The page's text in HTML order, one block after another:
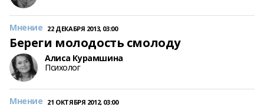
Береги молодость смолоду
Мнение 22 ДЕКАБРЯ 2013, 03:00
Алиса Курамшина
Психолог
Мнение 21 ОКТЯБРЯ 2012, 03:00